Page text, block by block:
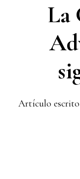
La
Artículo